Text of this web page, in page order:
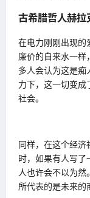
古希腊哲人赫拉
在电力刚刚出现的
廉价的自来水一样
多人会认为这是
力下，这一切变
社会。
同样，在这个经
时，如果有人写了
人也许会不以为
所代表的是未来的